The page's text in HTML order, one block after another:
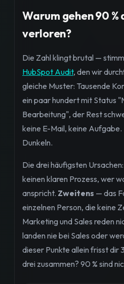
Warum gehen 90 %
verloren?
Die Zahl klingt brutal —
HubSpot Audit, den wir
gleiche Muster: Tausende
ein paar hundert mit Status
Bearbeitung", der Rest
keine E-Mail, keine
Dunkeln.
Die drei häufigsten Ursachen:
keinen klaren Prozess, wer
anspricht. Zweitens — das
einzelnen Person, die keine
Marketing und Sales reden
landen nie bei Sales oder
dieser Punkte allein frisst dir
drei zusammen? 90 % sind